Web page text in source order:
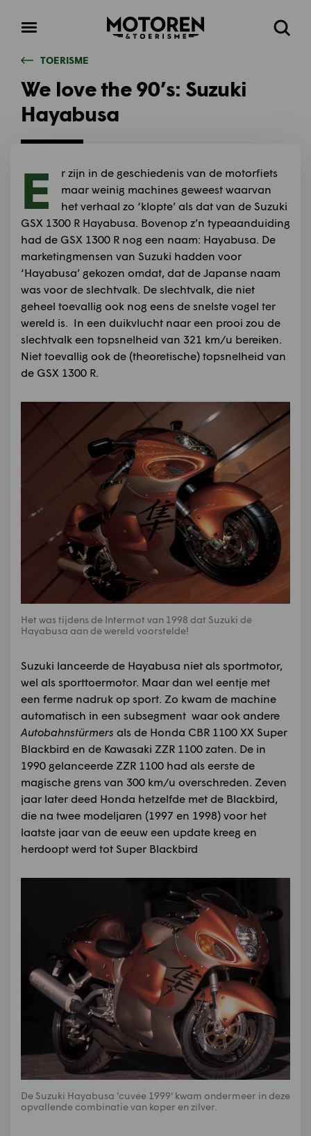
Open
Homepage Zoeken
TOERISME
We love the 90’s: Suzuki
Hayabusa
E
r zijn in de geschiedenis van de motorfiets
maar weinig machines geweest waarvan
het verhaal zo ‘klopte’ als dat van de Suzuki
GSX 1300 R Hayabusa. Bovenop z’n typeaanduiding
had de GSX 1300 R nog een naam: Hayabusa. De
marketingmensen van Suzuki hadden voor
‘Hayabusa’ gekozen omdat, dat de Japanse naam
was voor de slechtvalk. De slechtvalk, die niet
geheel toevallig ook nog eens de snelste vogel ter
wereld is. In een duikvlucht naar een prooi zou de
slechtvalk een topsnelheid van 321 km/u bereiken.
Niet toevallig ook de (theoretische) topsnelheid van
de GSX 1300 R.
Het was tijdens de Intermot van 1998 dat Suzuki de
Hayabusa aan de wereld voorstelde!
Suzuki lanceerde de Hayabusa niet als sportmotor,
wel als sporttoermotor. Maar dan wel eentje met
een ferme nadruk op sport. Zo kwam de machine
automatisch in een subsegment waar ook andere
Autobahnstürmers als de Honda CBR 1100 XX Super
Blackbird en de Kawasaki ZZR 1100 zaten. De in
1990 gelanceerde ZZR 1100 had als eerste de
magische grens van 300 km/u overschreden. Zeven
jaar later deed Honda hetzelfde met de Blackbird,
die na twee modeljaren (1997 en 1998) voor het
laatste jaar van de eeuw een update kreeg en
herdoopt werd tot Super Blackbird
De Suzuki Hayabusa 'cuvée 1999' kwam ondermeer in deze
opvallende combinatie van koper en zilver.